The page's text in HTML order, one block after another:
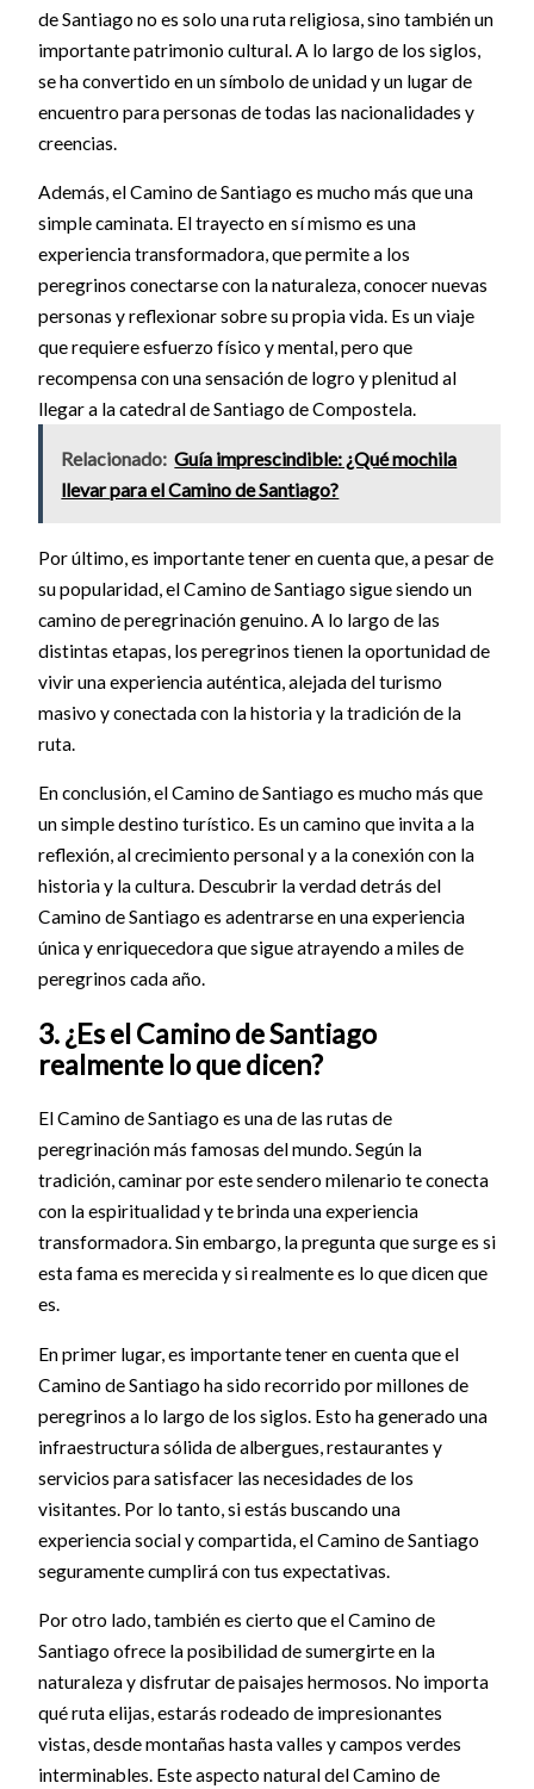
de Santiago no es solo una ruta religiosa, sino también un
importante patrimonio cultural. A lo largo de los siglos,
se ha convertido en un símbolo de unidad y un lugar de
encuentro para personas de todas las nacionalidades y
creencias.
Además, el Camino de Santiago es mucho más que una
simple caminata. El trayecto en sí mismo es una
experiencia transformadora, que permite a los
peregrinos conectarse con la naturaleza, conocer nuevas
personas y reflexionar sobre su propia vida. Es un viaje
que requiere esfuerzo físico y mental, pero que
recompensa con una sensación de logro y plenitud al
llegar a la catedral de Santiago de Compostela.
Relacionado: Guía imprescindible: ¿Qué mochila
llevar para el Camino de Santiago?
Por último, es importante tener en cuenta que, a pesar de
su popularidad, el Camino de Santiago sigue siendo un
camino de peregrinación genuino. A lo largo de las
distintas etapas, los peregrinos tienen la oportunidad de
vivir una experiencia auténtica, alejada del turismo
masivo y conectada con la historia y la tradición de la
ruta.
En conclusión, el Camino de Santiago es mucho más que
un simple destino turístico. Es un camino que invita a la
reflexión, al crecimiento personal y a la conexión con la
historia y la cultura. Descubrir la verdad detrás del
Camino de Santiago es adentrarse en una experiencia
única y enriquecedora que sigue atrayendo a miles de
peregrinos cada año.
3. ¿Es el Camino de Santiago
realmente lo que dicen?
El Camino de Santiago es una de las rutas de
peregrinación más famosas del mundo. Según la
tradición, caminar por este sendero milenario te conecta
con la espiritualidad y te brinda una experiencia
transformadora. Sin embargo, la pregunta que surge es si
esta fama es merecida y si realmente es lo que dicen que
es.
En primer lugar, es importante tener en cuenta que el
Camino de Santiago ha sido recorrido por millones de
peregrinos a lo largo de los siglos. Esto ha generado una
infraestructura sólida de albergues, restaurantes y
servicios para satisfacer las necesidades de los
visitantes. Por lo tanto, si estás buscando una
experiencia social y compartida, el Camino de Santiago
seguramente cumplirá con tus expectativas.
Por otro lado, también es cierto que el Camino de
Santiago ofrece la posibilidad de sumergirte en la
naturaleza y disfrutar de paisajes hermosos. No importa
qué ruta elijas, estarás rodeado de impresionantes
vistas, desde montañas hasta valles y campos verdes
interminables. Este aspecto natural del Camino de